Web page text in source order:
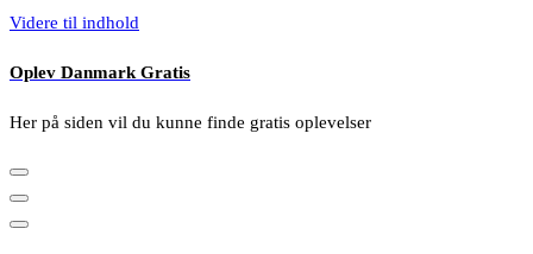
Videre til indhold
Oplev Danmark Gratis
Her på siden vil du kunne finde gratis oplevelser